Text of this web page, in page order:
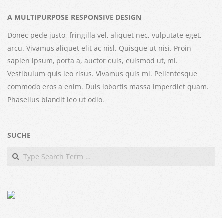
A MULTIPURPOSE RESPONSIVE DESIGN
Donec pede justo, fringilla vel, aliquet nec, vulputate eget,
arcu. Vivamus aliquet elit ac nisl. Quisque ut nisi. Proin
sapien ipsum, porta a, auctor quis, euismod ut, mi.
Vestibulum quis leo risus. Vivamus quis mi. Pellentesque
commodo eros a enim. Duis lobortis massa imperdiet quam.
Phasellus blandit leo ut odio.
SUCHE
Search